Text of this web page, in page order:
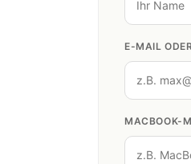
E-MAIL
MACBOOK-